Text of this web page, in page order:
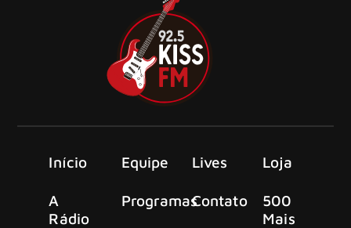
Início
A
Rádio
Equipe
Programas
Lives
Contato
Loja
500
Mais